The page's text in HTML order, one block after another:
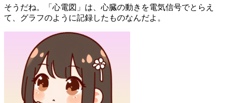
そうだね。「心電図」は、心臓の動きを電気信号でとらえ
て、グラフのように記録したものなんだよ。